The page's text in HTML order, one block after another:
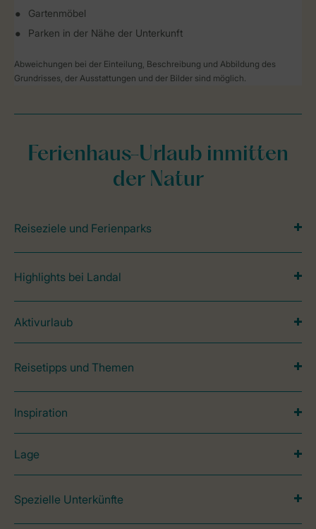
Gartenmöbel
Parken in der Nähe der Unterkunft
Abweichungen bei der Einteilung, Beschreibung und Abbildung des
Grundrisses, der Ausstattungen und der Bilder sind möglich.
Ferienhaus-Urlaub inmitten
der Natur
Reiseziele und Ferienparks
Highlights bei Landal
Aktivurlaub
Reisetipps und Themen
Inspiration
Lage
Spezielle Unterkünfte